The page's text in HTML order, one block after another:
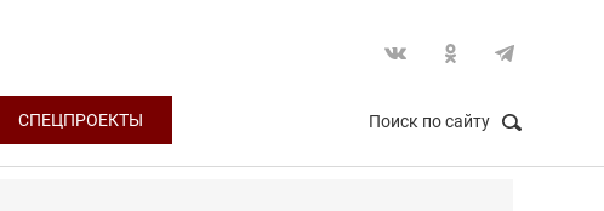
СПЕЦПРОЕКТЫ Поиск по сайту